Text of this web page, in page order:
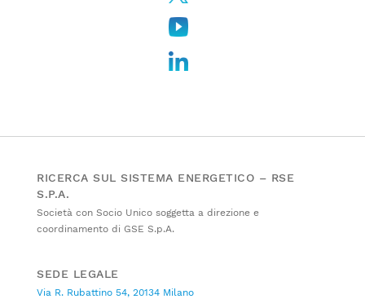
RICERCA SUL SISTEMA ENERGETICO – RSE
S.P.A.
Società con Socio Unico soggetta a direzione e
coordinamento di GSE S.p.A.
SEDE LEGALE
Via R. Rubattino 54, 20134 Milano